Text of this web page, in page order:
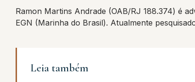
Ramon Martins Andrade (OAB/RJ 188.374) é
EGN (Marinha do Brasil). Atualmente
Leia também